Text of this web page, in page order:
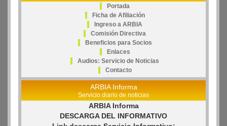
Portada
Ficha de Afiliación
Ingreso a ARBIA
Comisión Directiva
Beneficios para Socios
Enlaces
Audios: Servicio de Noticias
Contacto
ARBIA Informa
Servicio diario de noticias
ARBIA Informa
DESCARGA DEL INFORMATIVO